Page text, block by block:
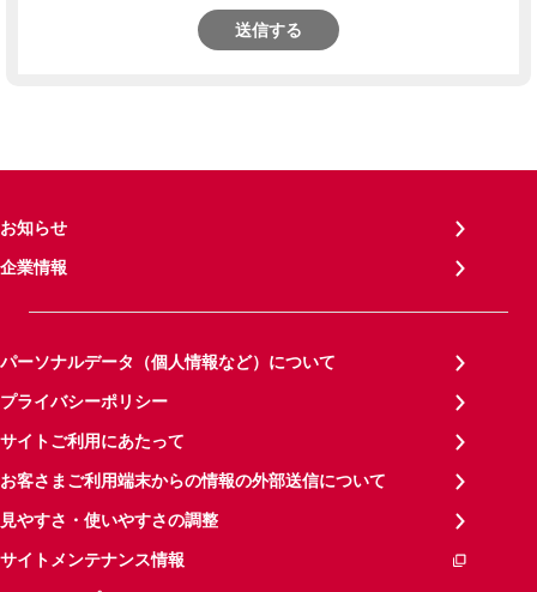
送信する
お知らせ
企業情報
パーソナルデータ（個人情報など）について
プライバシーポリシー
サイトご利用にあたって
お客さまご利用端末からの情報の外部送信について
見やすさ・使いやすさの調整
サイトメンテナンス情報